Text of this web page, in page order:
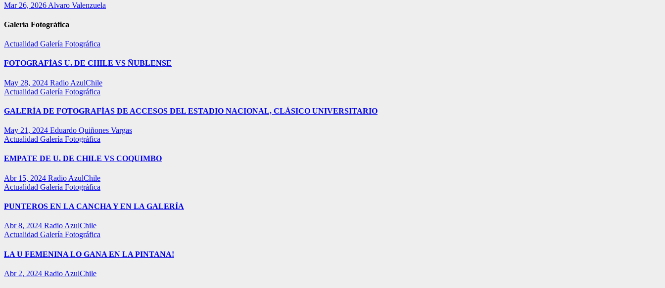
Mar 26, 2026 Alvaro Valenzuela
Galería Fotográfica
Actualidad Galería Fotográfica
FOTOGRAFÍAS U. DE CHILE VS ÑUBLENSE
May 28, 2024 Radio AzulChile
Actualidad Galería Fotográfica
GALERÍA DE FOTOGRAFÍAS DE ACCESOS DEL ESTADIO NACIONAL, CLÁSICO UNIVERSITARIO
May 21, 2024 Eduardo Quiñones Vargas
Actualidad Galería Fotográfica
EMPATE DE U. DE CHILE VS COQUIMBO
Abr 15, 2024 Radio AzulChile
Actualidad Galería Fotográfica
PUNTEROS EN LA CANCHA Y EN LA GALERÍA
Abr 8, 2024 Radio AzulChile
Actualidad Galería Fotográfica
LA U FEMENINA LO GANA EN LA PINTANA!
Abr 2, 2024 Radio AzulChile